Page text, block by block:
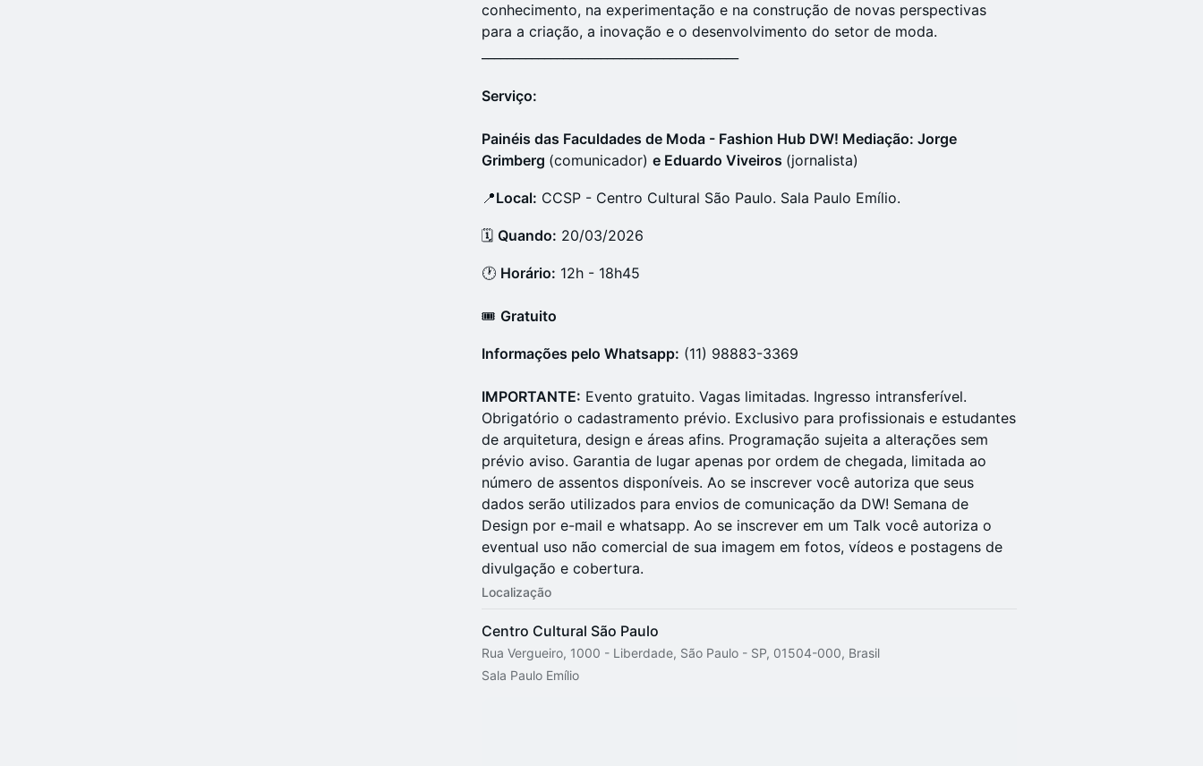
conhecimento, na experimentação e na construção de novas perspectivas
para a criação, a inovação e o desenvolvimento do setor de moda.
Serviço:
Painéis das Faculdades de Moda - Fashion Hub DW! Mediação: Jorge
Grimberg (comunicador) e Eduardo Viveiros (jornalista)
​📍Local: CCSP - Centro Cultural São Paulo. Sala Paulo Emílio.
​​​​​​​​​​🗓 Quando: 20/03/2026
​​​​​🕐 Horário: 12h - 18h45
​​​​​🎟️ Gratuito
​​​​Informações pelo Whatsapp: (11) 98883-3369
​​​IMPORTANTE: Evento gratuito. Vagas limitadas. Ingresso intransferível.
Obrigatório o cadastramento prévio. Exclusivo para profissionais e estudantes
de arquitetura, design e áreas afins. Programação sujeita a alterações sem
prévio aviso. Garantia de lugar apenas por ordem de chegada, limitada ao
número de assentos disponíveis. Ao se inscrever você autoriza que seus
dados serão utilizados para envios de comunicação da DW! Semana de
Design por e-mail e whatsapp. Ao se inscrever em um Talk você autoriza o
eventual uso não comercial de sua imagem em fotos, vídeos e postagens de
divulgação e cobertura.
Localização
Centro Cultural São Paulo
Rua Vergueiro, 1000 - Liberdade, São Paulo - SP, 01504-000, Brasil
Sala Paulo Emílio